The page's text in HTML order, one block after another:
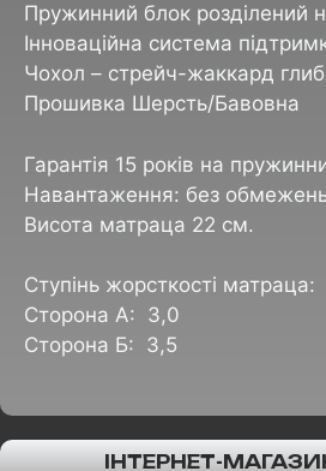
Пружинний блок розділений
Інноваційна система
Чохол – стрейч-жаккард
Прошивка Шерсть/Бавовна
Гарантія 15 років на
Навантаження: без
Висота матраца 22 см.
Ступінь жорсткості матраца:
Сторона А: 3,0
Сторона Б: 3,5
ІНТЕРНЕТ-